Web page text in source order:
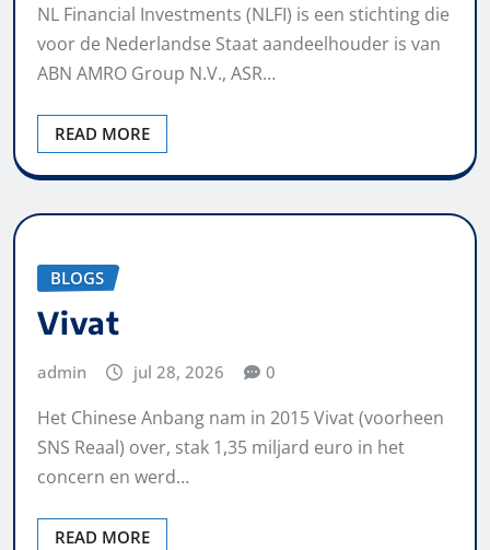
NL Financial Investments (NLFI) is een stichting die
voor de Nederlandse Staat aandeelhouder is van
ABN AMRO Group N.V., ASR…
READ MORE
BLOGS
Vivat
admin jul 28, 2026 0
Het Chinese Anbang nam in 2015 Vivat (voorheen
SNS Reaal) over, stak 1,35 miljard euro in het
concern en werd…
READ MORE